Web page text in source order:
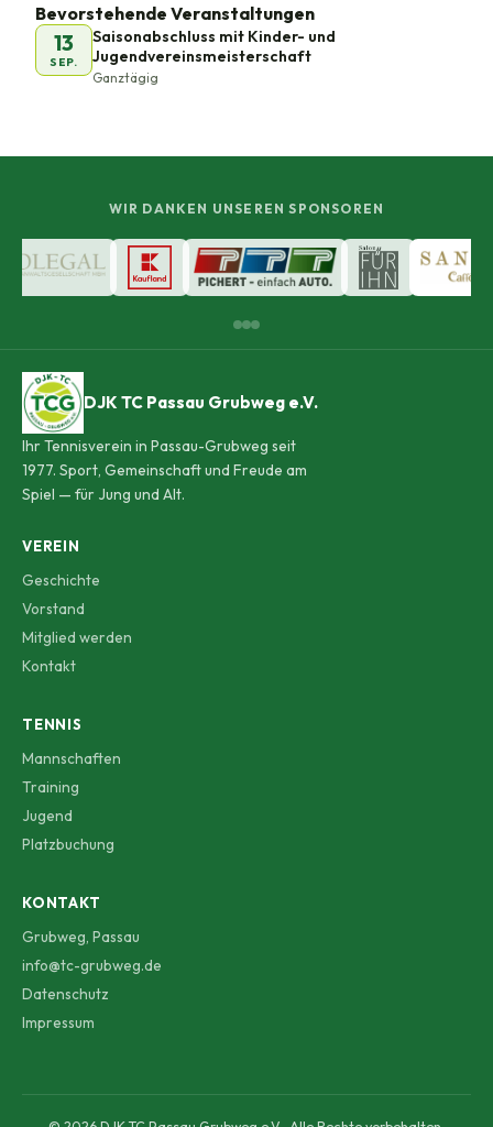
Bevorstehende Veranstaltungen
13
SEP.
Saisonabschluss mit Kinder- und
Jugendvereinsmeisterschaft
Ganztägig
WIR DANKEN UNSEREN SPONSOREN
DJK TC Passau Grubweg e.V.
Ihr Tennisverein in Passau-Grubweg seit
1977. Sport, Gemeinschaft und Freude am
Spiel — für Jung und Alt.
VEREIN
Geschichte
Vorstand
Mitglied werden
Kontakt
TENNIS
Mannschaften
Training
Jugend
Platzbuchung
KONTAKT
Grubweg, Passau
info@tc-grubweg.de
Datenschutz
Impressum